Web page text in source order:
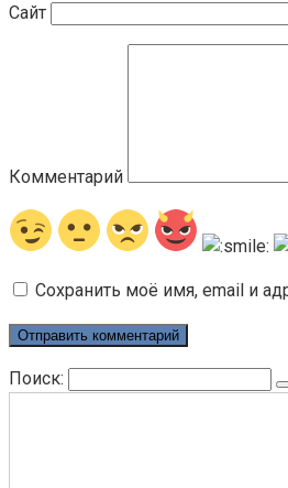
Сайт
Комментарий
Сохранить моё имя, email и
Поиск: